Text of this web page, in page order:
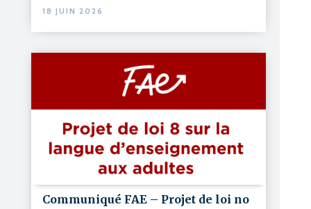
18 JUIN 2026
Communiqué FAE – Projet de loi no